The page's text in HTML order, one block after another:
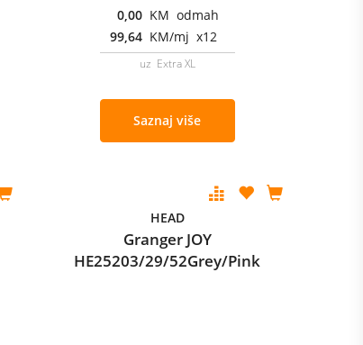
0,00 KM odmah
99,64 KM/mj x12
uz Extra XL
Saznaj više
HEAD
Granger JOY
HE25203/29/52Grey/Pink